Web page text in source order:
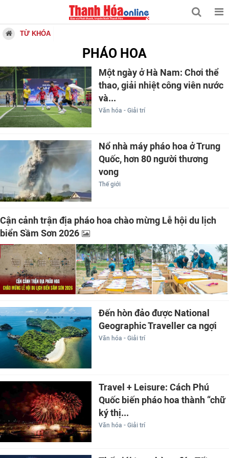
TỪ KHÓA
PHÁO HOA
Một ngày ở Hà Nam: Chơi thể
thao, giải nhiệt công viên nước
và...
Văn hóa - Giải trí
Nổ nhà máy pháo hoa ở Trung
Quốc, hơn 80 người thương
vong
Thế giới
Cận cảnh trận địa pháo hoa chào mừng Lễ hội du lịch
biển Sầm Sơn 2026
Đến hòn đảo được National
Geographic Traveller ca ngợi
Văn hóa - Giải trí
Travel + Leisure: Cách Phú
Quốc biến pháo hoa thành “chữ
ký thị...
Văn hóa - Giải trí